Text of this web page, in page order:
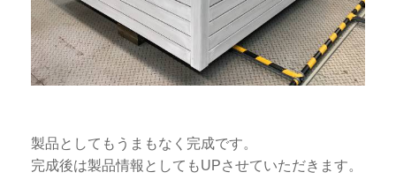
製品としてもうまもなく完成です。
完成後は製品情報としてもUPさせていただきます。